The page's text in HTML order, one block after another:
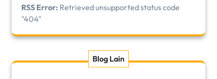
RSS Error: Retrieved unsupported status code
"404"
Blog Lain